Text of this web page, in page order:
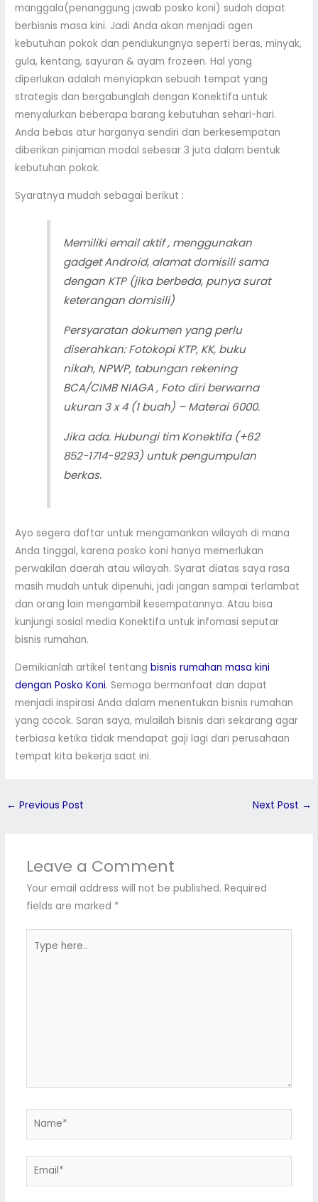
manggala(penanggung jawab posko koni) sudah dapat
berbisnis masa kini. Jadi Anda akan menjadi agen
kebutuhan pokok dan pendukungnya seperti beras, minyak,
gula, kentang, sayuran & ayam frozeen. Hal yang
diperlukan adalah menyiapkan sebuah tempat yang
strategis dan bergabunglah dengan Konektifa untuk
menyalurkan beberapa barang kebutuhan sehari-hari.
Anda bebas atur harganya sendiri dan berkesempatan
diberikan pinjaman modal sebesar 3 juta dalam bentuk
kebutuhan pokok.
Syaratnya mudah sebagai berikut :
Memiliki email aktif , menggunakan
gadget Android, alamat domisili sama
dengan KTP (jika berbeda, punya surat
keterangan domisili)
Persyaratan dokumen yang perlu
diserahkan: Fotokopi KTP, KK, buku
nikah, NPWP, tabungan rekening
BCA/CIMB NIAGA , Foto diri berwarna
ukuran 3 x 4 (1 buah) – Materai 6000.
Jika ada. Hubungi tim Konektifa (+62
852-1714-9293) untuk pengumpulan
berkas.
Ayo segera daftar untuk mengamankan wilayah di mana
Anda tinggal, karena posko koni hanya memerlukan
perwakilan daerah atau wilayah. Syarat diatas saya rasa
masih mudah untuk dipenuhi, jadi jangan sampai terlambat
dan orang lain mengambil kesempatannya. Atau bisa
kunjungi sosial media Konektifa untuk infomasi seputar
bisnis rumahan.
Demikianlah artikel tentangbisnis rumahan masa kini
dengan Posko Koni. Semoga bermanfaat dan dapat
menjadi inspirasi Anda dalam menentukan bisnis rumahan
yang cocok. Saran saya, mulailah bisnis dari sekarang agar
terbiasa ketika tidak mendapat gaji lagi dari perusahaan
tempat kita bekerja saat ini.
← Previous Post Next Post →
Leave a Comment
Your email address will not be published. Required
fields are marked *
here..
Name*
Email*